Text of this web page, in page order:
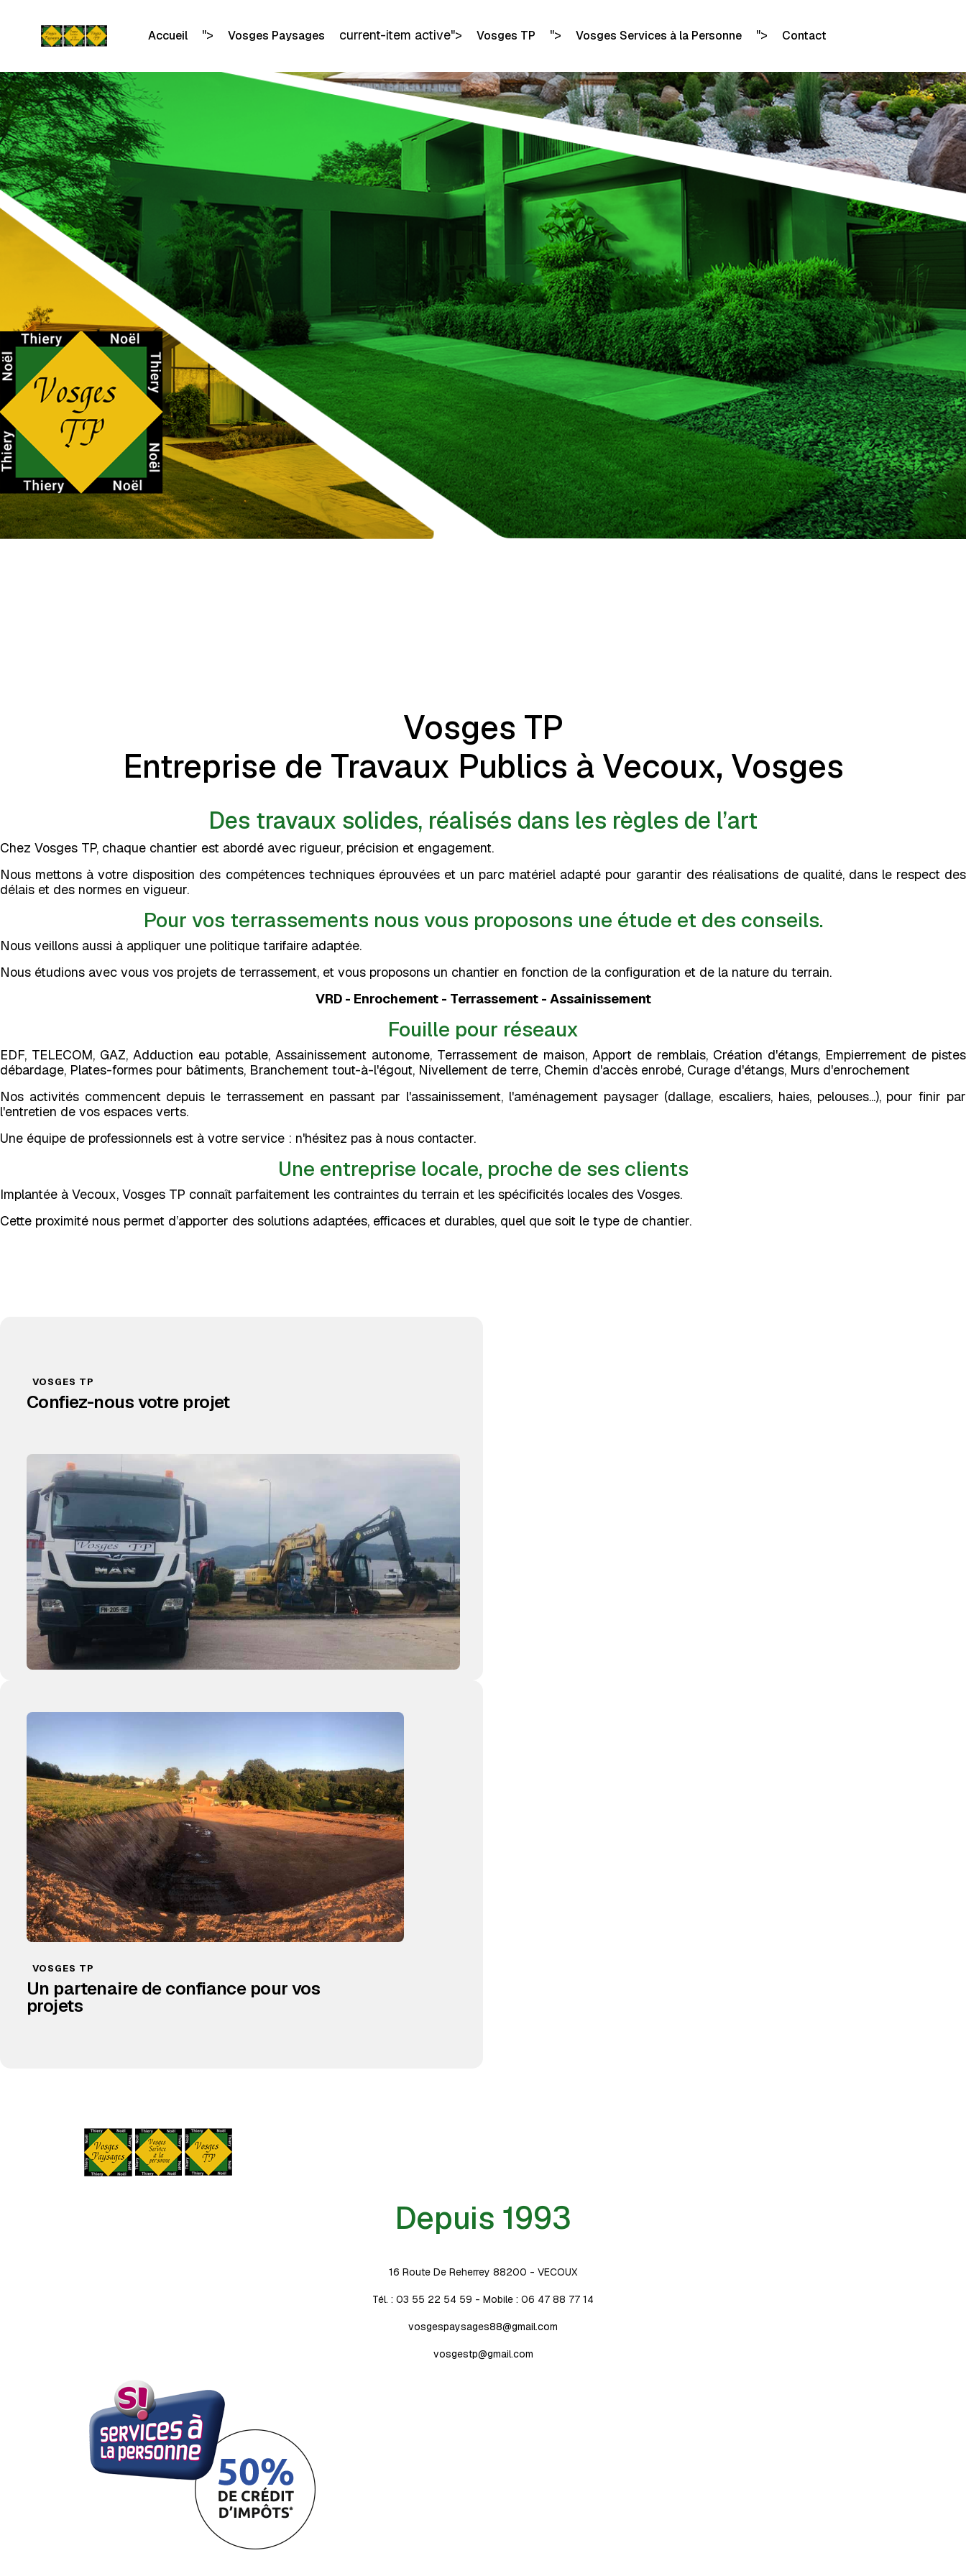
Accueil "> Vosges Paysages current-item active"> Vosges TP "> Vosges Services à la Personne "> Contact
Vosges TP
Entreprise de Travaux Publics à Vecoux, Vosges
Des travaux solides, réalisés dans les règles de l’art
Chez Vosges TP, chaque chantier est abordé avec rigueur, précision et engagement.
Nous mettons à votre disposition des compétences techniques éprouvées et un parc matériel adapté pour garantir des réalisations de qualité, dans le respect des
délais et des normes en vigueur.
Pour vos terrassements nous vous proposons une étude et des conseils.
Nous veillons aussi à appliquer une politique tarifaire adaptée.
Nous étudions avec vous vos projets de terrassement, et vous proposons un chantier en fonction de la configuration et de la nature du terrain.
VRD - Enrochement - Terrassement - Assainissement
Fouille pour réseaux
EDF, TELECOM, GAZ, Adduction eau potable, Assainissement autonome, Terrassement de maison, Apport de remblais, Création d'étangs, Empierrement de pistes
débardage, Plates-formes pour bâtiments, Branchement tout-à-l'égout, Nivellement de terre, Chemin d'accès enrobé, Curage d'étangs, Murs d'enrochement
Nos activités commencent depuis le terrassement en passant par l'assainissement, l'aménagement paysager (dallage, escaliers, haies, pelouses...), pour finir par
l'entretien de vos espaces verts.
Une équipe de professionnels est à votre service : n'hésitez pas à nous contacter.
Une entreprise locale, proche de ses clients
Implantée à Vecoux, Vosges TP connaît parfaitement les contraintes du terrain et les spécificités locales des Vosges.
Cette proximité nous permet d’apporter des solutions adaptées, efficaces et durables, quel que soit le type de chantier.
VOSGES TP
Confiez-nous votre projet
VOSGES TP
Un partenaire de confiance pour vos
projets
Depuis 1993
16 Route De Reherrey 88200 - VECOUX
Tél. : 03 55 22 54 59 - Mobile : 06 47 88 77 14
vosgespaysages88@gmail.com
vosgestp@gmail.com